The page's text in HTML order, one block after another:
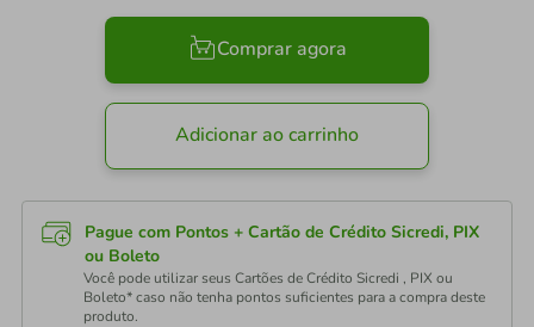
Comprar agora
Adicionar ao carrinho
Pague com Pontos + Cartão de Crédito Sicredi, PIX
ou Boleto
Você pode utilizar seus Cartões de Crédito Sicredi , PIX ou
Boleto* caso não tenha pontos suficientes para a compra deste
produto.